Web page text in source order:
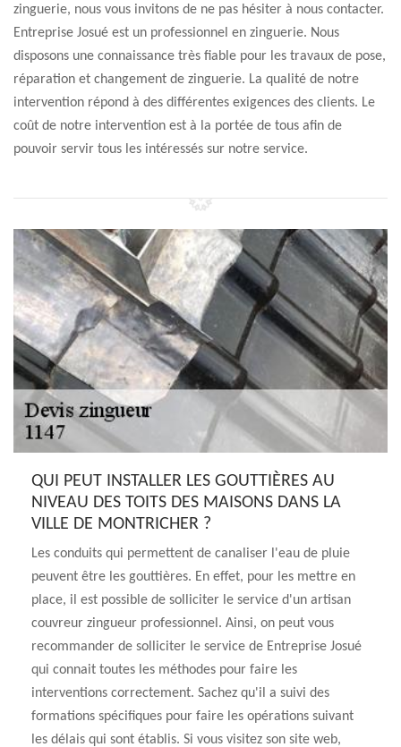
zinguerie, nous vous invitons de ne pas hésiter à nous contacter.
Entreprise Josué est un professionnel en zinguerie. Nous
disposons une connaissance très fiable pour les travaux de pose,
réparation et changement de zinguerie. La qualité de notre
intervention répond à des différentes exigences des clients. Le
coût de notre intervention est à la portée de tous afin de
pouvoir servir tous les intéressés sur notre service.
QUI PEUT INSTALLER LES GOUTTIÈRES AU
NIVEAU DES TOITS DES MAISONS DANS LA
VILLE DE MONTRICHER ?
Les conduits qui permettent de canaliser l'eau de pluie
peuvent être les gouttières. En effet, pour les mettre en
place, il est possible de solliciter le service d'un artisan
couvreur zingueur professionnel. Ainsi, on peut vous
recommander de solliciter le service de Entreprise Josué
qui connait toutes les méthodes pour faire les
interventions correctement. Sachez qu'il a suivi des
formations spécifiques pour faire les opérations suivant
les délais qui sont établis. Si vous visitez son site web,